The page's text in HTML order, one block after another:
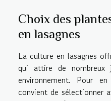
Choix des
en lasagnes
La culture en lasagnes
qui attire de nombreux
environnement. Pour
convient de sélectionner